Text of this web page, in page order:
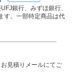
銀行、みずほ銀行、
す。一部特定商品は代
見積りメールにてご